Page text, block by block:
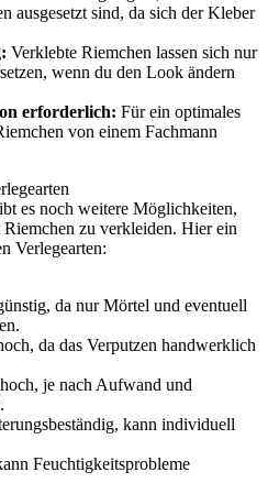
ausgesetzt sind, da sich der Kleber
Verklebte Riemchen lassen sich nur
wenn du den Look ändern
erforderlich: Für ein optimales
von einem Fachmann
es noch weitere Möglichkeiten,
zu verkleiden. Hier ein
Verlegearten:
da nur Mörtel und eventuell
da das Verputzen handwerklich
je nach Aufwand und
kann individuell
Feuchtigkeitsprobleme